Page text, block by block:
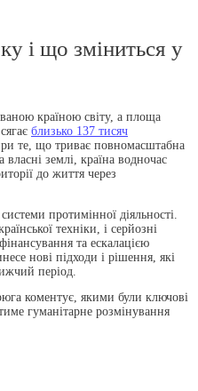
і що зміниться у
країною світу, а площа
близько 137 тисяч
те, що триває повномасштабна
землі, країна водночас
до життя через
протимінної діяльності.
техніки, і серйозні
та ескалацією
нові підходи і рішення, які
період.
коментує, якими були ключові
гуманітарне розмінування